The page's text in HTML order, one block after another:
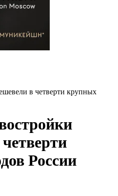
в четверти крупных
России